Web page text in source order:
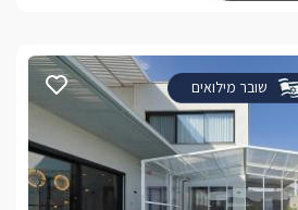
שובר מילואים